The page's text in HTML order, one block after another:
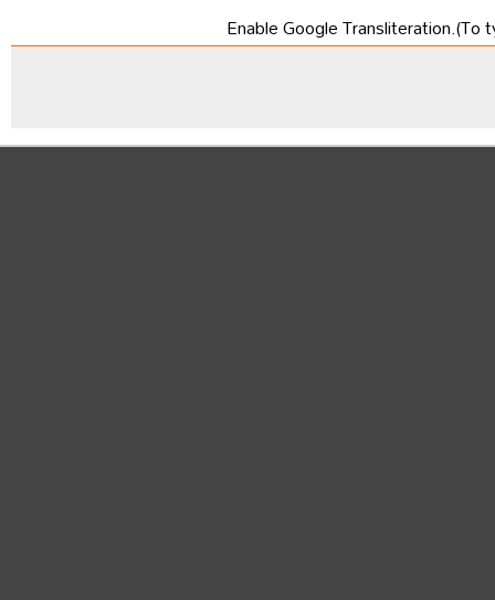
Enable Google